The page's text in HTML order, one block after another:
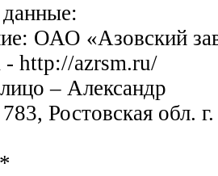
ОАО «Азовский
- http://azrsm.ru/
– Александр
Ростовская обл.